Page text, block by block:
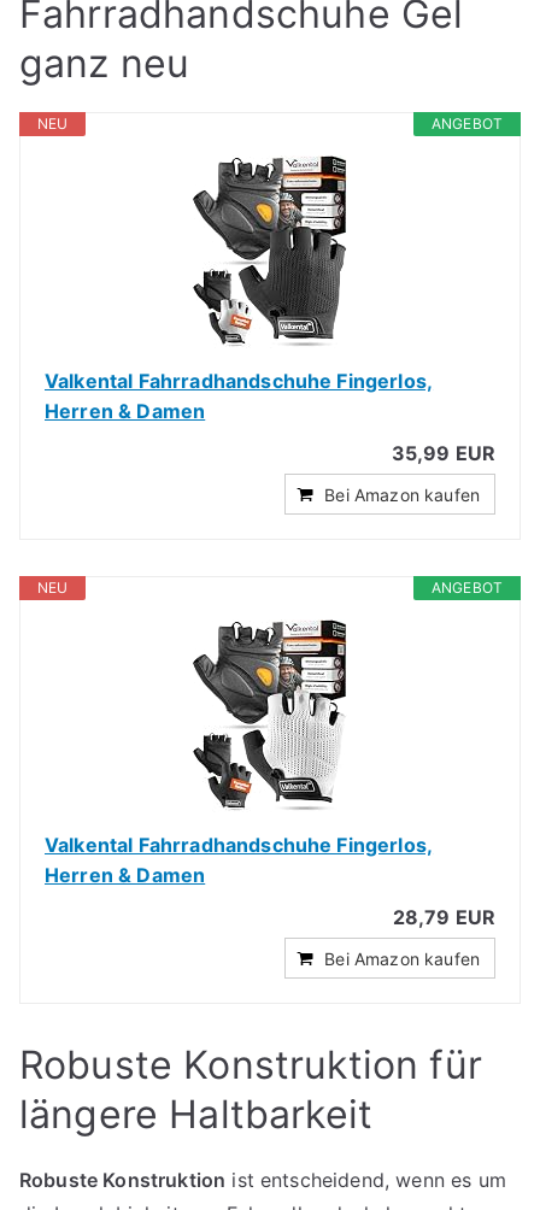
Fahrradhandschuhe Gel
ganz neu
ANGEBOT
NEU
Valkental Fahrradhandschuhe Fingerlos,
Herren & Damen
35,99 EUR
Bei Amazon kaufen
ANGEBOT
NEU
Valkental Fahrradhandschuhe Fingerlos,
Herren & Damen
28,79 EUR
Bei Amazon kaufen
Robuste Konstruktion für
längere Haltbarkeit
Robuste Konstruktion ist entscheidend, wenn es um